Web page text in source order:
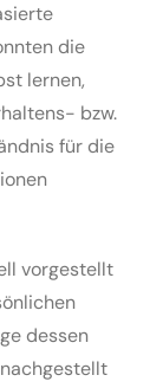
die
lernen,
bzw.
für die
vorgestellt
dessen